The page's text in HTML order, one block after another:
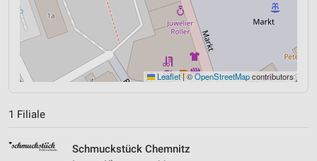
Leaflet|©OpenStreetMapcontributors
1 Filiale
Schmuckstück Chemnitz